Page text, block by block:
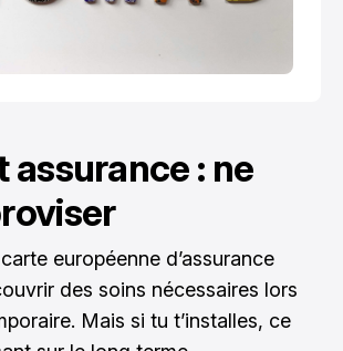
assurance : ne
européenne d’assurance
des soins nécessaires lors
Mais si tu t’installes, ce